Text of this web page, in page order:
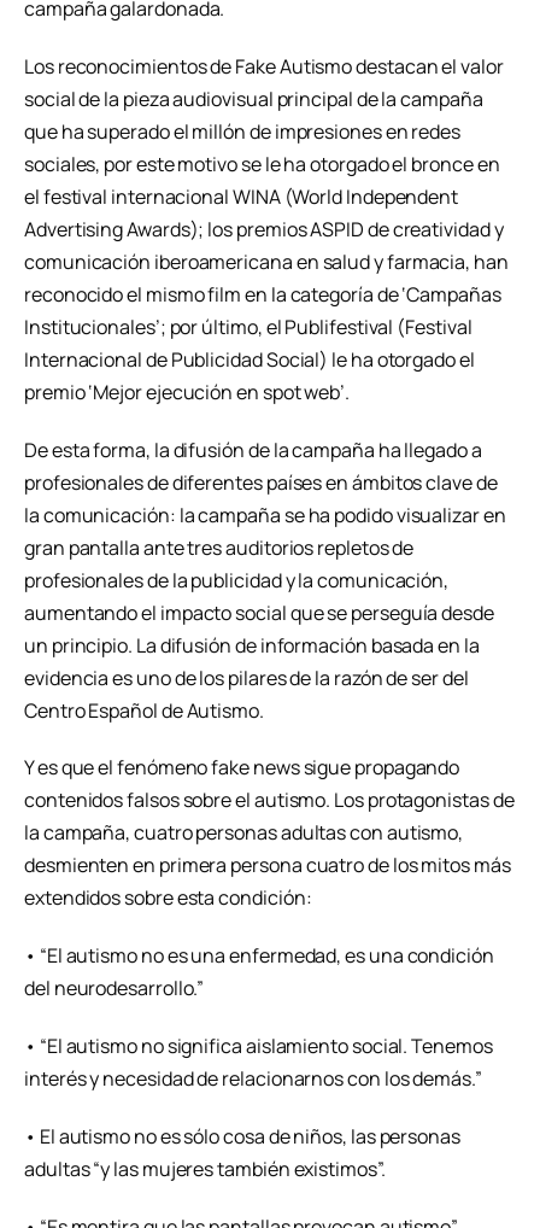
campaña galardonada.
Los reconocimientos de Fake Autismo destacan el valor
social de la pieza audiovisual principal de la campaña
que ha superado el millón de impresiones en redes
sociales, por este motivo se le ha otorgado el bronce en
el festival internacional WINA (World Independent
Advertising Awards); los premios ASPID de creatividad y
comunicación iberoamericana en salud y farmacia, han
reconocido el mismo film en la categoría de ‘Campañas
Institucionales’; por último, el Publifestival (Festival
Internacional de Publicidad Social) le ha otorgado el
premio ‘Mejor ejecución en spot web’.
De esta forma, la difusión de la campaña ha llegado a
profesionales de diferentes países en ámbitos clave de
la comunicación: la campaña se ha podido visualizar en
gran pantalla ante tres auditorios repletos de
profesionales de la publicidad y la comunicación,
aumentando el impacto social que se perseguía desde
un principio. La difusión de información basada en la
evidencia es uno de los pilares de la razón de ser del
Centro Español de Autismo.
Y es que el fenómeno fake news sigue propagando
contenidos falsos sobre el autismo. Los protagonistas de
la campaña, cuatro personas adultas con autismo,
desmienten en primera persona cuatro de los mitos más
extendidos sobre esta condición:
• “El autismo no es una enfermedad, es una condición
del neurodesarrollo.”
• “El autismo no significa aislamiento social. Tenemos
interés y necesidad de relacionarnos con los demás.”
• El autismo no es sólo cosa de niños, las personas
adultas “y las mujeres también existimos”.